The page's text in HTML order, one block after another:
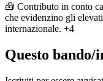
🧰 Contributo in conto
che evidenzino gli
internazionale. +4
Questo